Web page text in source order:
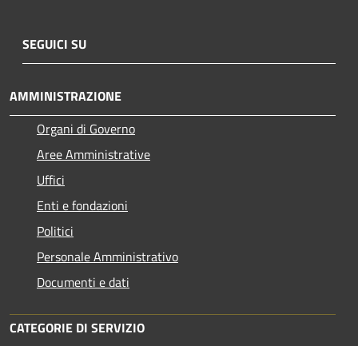
SEGUICI SU
AMMINISTRAZIONE
Organi di Governo
Aree Amministrative
Uffici
Enti e fondazioni
Politici
Personale Amministrativo
Documenti e dati
CATEGORIE DI SERVIZIO